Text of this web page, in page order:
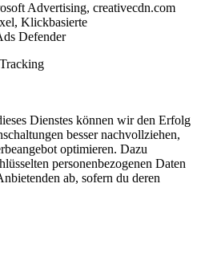
Advertising, creativecdn.com
Klickbasierte
Defender
Dienstes können wir den Erfolg
besser nachvollziehen,
optimieren. Dazu
personenbezogenen Daten
ab, sofern du deren